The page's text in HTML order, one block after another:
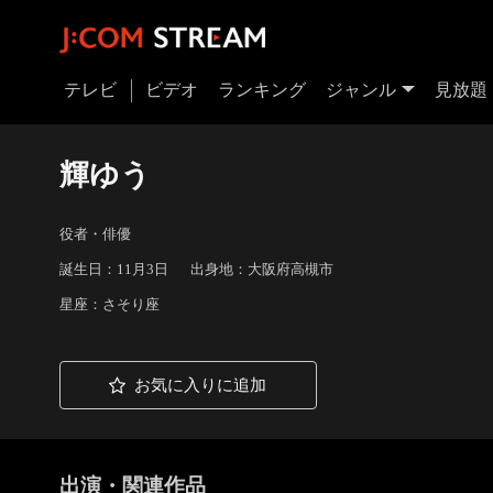
テレビ ビデオ ランキング ジャンル 見放題
輝ゆう
役者・俳優
誕生日：11月3日 出身地：大阪府高槻市
星座：さそり座
お気に入りに追加
出演・関連作品